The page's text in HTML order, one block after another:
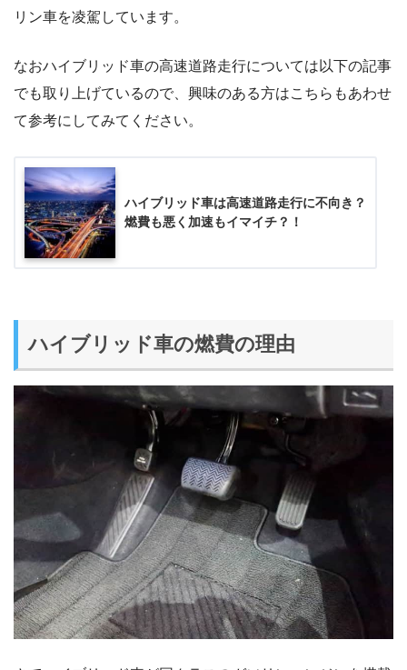
リン車を凌駕しています。
なおハイブリッド車の高速道路走行については以下の記事
でも取り上げているので、興味のある方はこちらもあわせ
て参考にしてみてください。
ハイブリッド車は高速道路走行に不向き？
燃費も悪く加速もイマイチ？！
ハイブリッド車の燃費の理由